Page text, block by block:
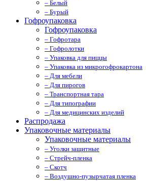
– Белый
– Бурый
Гофроупаковка
Гофроупаковка
– Гофротара
– Гофролотки
– Упаковка для пиццы
– Упаковка из микрогофрокартона
– Для мебели
– Для пирогов
– Транспортная тара
– Для типографии
– Для медицинских изделий
Распродажа
Упаковочные материалы
Упаковочные материалы
– Уголки защитные
– Стрейч-пленка
– Скотч
– Воздушно-пузырчатая пленка